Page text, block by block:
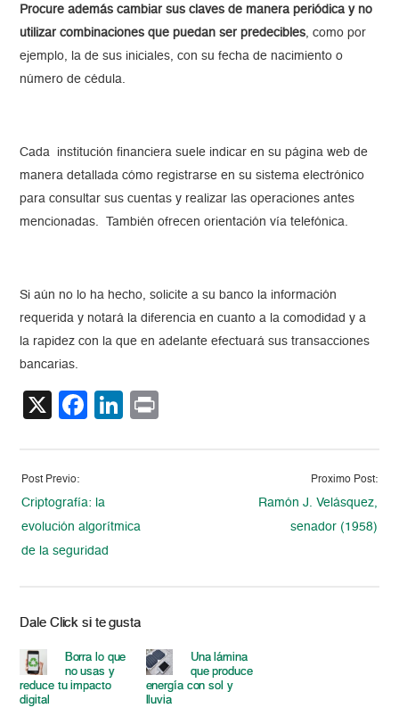
Procure además cambiar sus claves de manera periódica y no
utilizar combinaciones que puedan ser predecibles, como por
ejemplo, la de sus iniciales, con su fecha de nacimiento o
número de cédula.
Cada institución financiera suele indicar en su página web de
manera detallada cómo registrarse en su sistema electrónico
para consultar sus cuentas y realizar las operaciones antes
mencionadas. También ofrecen orientación vía telefónica.
Si aún no lo ha hecho, solicite a su banco la información
requerida y notará la diferencia en cuanto a la comodidad y a
la rapidez con la que en adelante efectuará sus transacciones
bancarias.
X Facebook
LinkedIn
Post Previo:
Criptografía: la
evolución algorítmica
de la seguridad
Proximo Post:
Ramón J. Velásquez,
senador (1958)
Dale Click si te gusta
Borra lo que
no usas y
reduce tu impacto
digital
Una lámina
que produce
energía con sol y
lluvia